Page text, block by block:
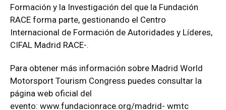
Formación y la Investigación del que la Fundación
RACE forma parte, gestionando el Centro
Internacional de Formación de Autoridades y Líderes,
CIFAL Madrid RACE-.
Para obtener más información sobre Madrid World
Motorsport Tourism Congress puedes consultar la
página web oficial del
evento: www.fundacionrace.org/madrid- wmtc